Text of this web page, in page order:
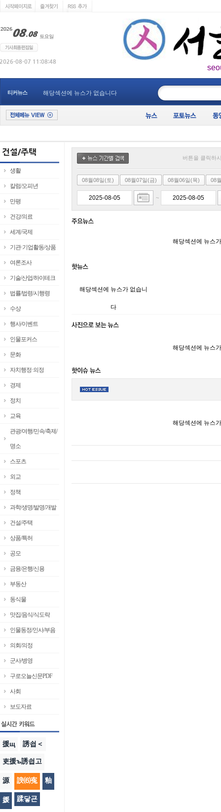
티커뉴스 해당섹션에 뉴스가 없습니다
생활
칼럼/오피년
만평
건강/의료
세계/국제
기관·기업활동/상품
여론조사
기술/산업/하이테크
법률/법령/시행령
수상
행사/이벤트
인물포커스
문화
자치행정·의정
경제
정치
교육
관광/여행/민속/축제/
명소
스포츠
외교
정책
과학/생명/발명/개발
건설/주택
상품/특허
공모
금융/은행/신용
부동산
동식물
맛집/음식/식도락
인물동정/인사/부음
의회/의정
군사/병영
구로오늘신문PDF
사회
보도자료
援щ 誘쇱＜
吏援ъ誘쇱고
源 諛⑹寃 釉
媛 蹂닿굔
버튼을 클릭하
08월08일(토) 08월07일(금) 08월06일(목) 08
~
해당섹션에 뉴스
해당섹션에 뉴스가 없습니
다
해당섹션에 뉴스
해당섹션에 뉴스